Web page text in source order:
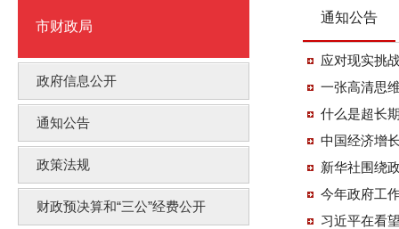
市财政局
政府信息公开
通知公告
政策法规
财政预决算和“三公”经费公开
通知公告
应对现实挑
一张高清思
什么是超长
中国经济增
新华社围绕
今年政府工
习近平在看